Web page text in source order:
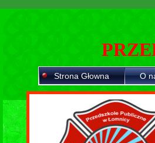
Strona Głowna O